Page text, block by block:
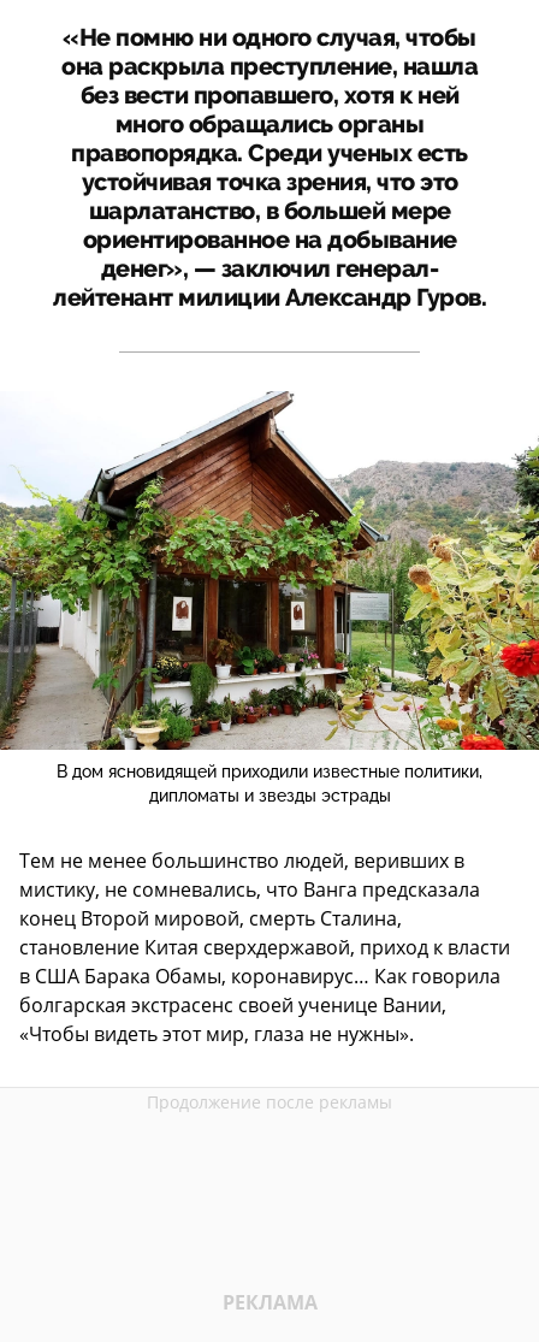
«Не помню ни одного случая, чтобы
она раскрыла преступление, нашла
без вести пропавшего, хотя к ней
много обращались органы
правопорядка. Среди ученых есть
устойчивая точка зрения, что это
шарлатанство, в большей мере
ориентированное на добывание
денег», — заключил генерал-
лейтенант милиции Александр Гуров.
В дом ясновидящей приходили известные политики,
дипломаты и звезды эстрады
Тем не менее большинство людей, веривших в
мистику, не сомневались, что Ванга предсказала
конец Второй мировой, смерть Сталина,
становление Китая сверхдержавой, приход к власти
в США Барака Обамы, коронавирус… Как говорила
болгарская экстрасенс своей ученице Вании,
«Чтобы видеть этот мир, глаза не нужны».